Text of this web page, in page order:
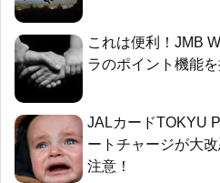
これは便利！JMB
ラのポイント機能
JALカードTOKYU
ートチャージが大
注意！